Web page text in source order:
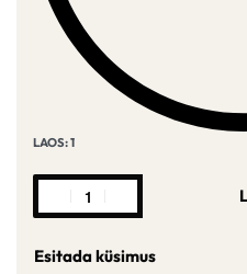
LAOS: 1
Esitada küsimus